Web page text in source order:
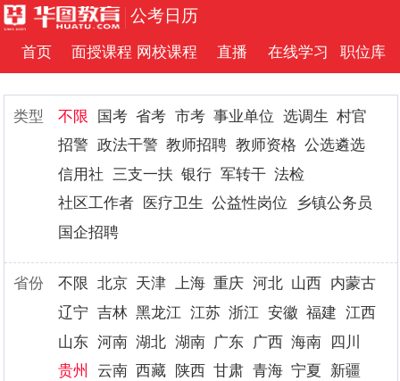
公考日历
首页 面授课程 网校课程 直播 在线学习 职位库
类型 不限 国考 省考 市考 事业单位 选调生
村官
招警 政法干警 教师招聘 教师资格 公选遴选
信用社 三支一扶 银行 军转干 法检
社区工作者
医疗卫生 公益性岗位
乡镇公务员
国企招聘
省份 不限 北京 天津 上海 重庆 河北 山西
内蒙古
辽宁 吉林 黑龙江 江苏 浙江 安徽 福建 江西
山东 河南 湖北 湖南 广东 广西 海南
四川
贵州
云南 西藏 陕西 甘肃 青海 宁夏
新疆